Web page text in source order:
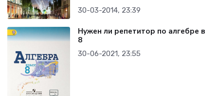
30-03-2014, 23:39
Нужен ли репетитор по алгебре в
8
30-06-2021, 23:55